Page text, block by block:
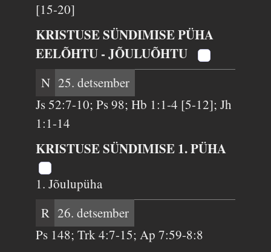
[15-20]
KRISTUSE SÜNDIMISE PÜHA
EELÕHTU - JÕULUÕHTU
N 25. detsember
Js 52:7-10; Ps 98; Hb 1:1-4 [5-12]; Jh
1:1-14
KRISTUSE SÜNDIMISE 1. PÜHA
1. Jõulupüha
R 26. detsember
Ps 148; Trk 4:7-15; Ap 7:59-8:8